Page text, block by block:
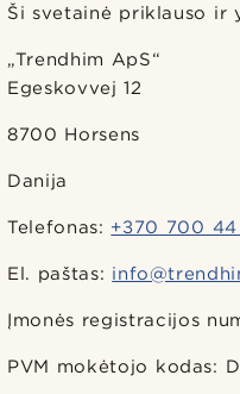
Ši svetainė priklauso ir
„Trendhim ApS“
Egeskovvej 12
8700 Horsens
Danija
Telefonas: +370 700 44
El. paštas:
Įmonės registracijos
PVM mokėtojo kodas: